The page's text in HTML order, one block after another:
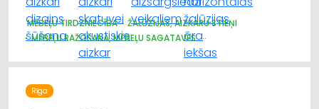
MĒBEĻU TIRDZNIECĪBA
ŽALŪZIJAS, AIZKARU STIEŅI
MĒBEĻU RAŽOŠANA, MĒBEĻU SAGATAVES
AUDUMU UN AIZKARU TIRDZNIECĪBA
DIZAINS UN INTERJERS; PRIEKŠMETI UN PAKALPOJUMI
MARKĪZES
SUVENĪRI, DĀVANAS
Rīga